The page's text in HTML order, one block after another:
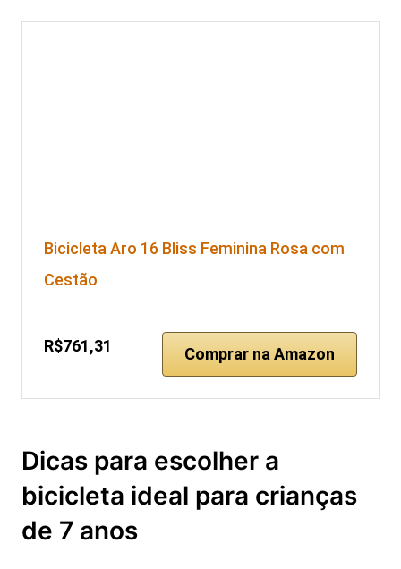
Bicicleta Aro 16 Bliss Feminina Rosa com
Cestão
R$761,31 Comprar na Amazon
Dicas para escolher a
bicicleta ideal para crianças
de 7 anos